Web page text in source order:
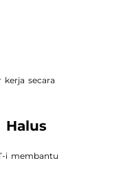
kerja secara
i membantu